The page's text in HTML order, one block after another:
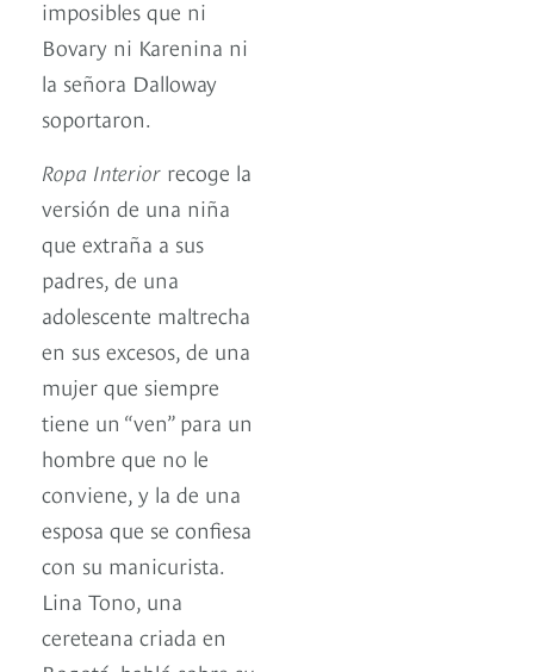
imposibles que ni
Bovary ni Karenina ni
la señora Dalloway
soportaron.
Ropa Interior recoge la
versión de una niña
que extraña a sus
padres, de una
adolescente maltrecha
en sus excesos, de una
mujer que siempre
tiene un “ven” para un
hombre que no le
conviene, y la de una
esposa que se confiesa
con su manicurista.
Lina Tono, una
cereteana criada en